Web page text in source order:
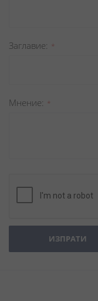
Заглавиe
Мнение
ИЗПРАТИ